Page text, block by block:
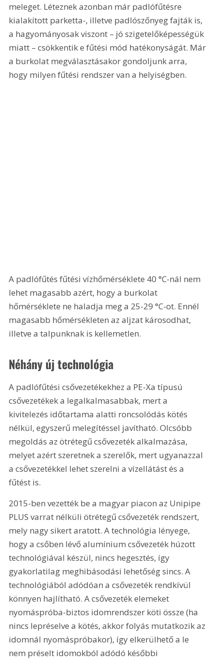
meleget. Léteznek azonban már padlófűtésre
kialakított parketta-, illetve padlószőnyeg fajták is,
a hagyományosak viszont – jó szigetelőképességük
miatt – csökkentik e fűtési mód hatékonyságát. Már
a burkolat megválasztásakor gondoljunk arra,
hogy milyen fűtési rendszer van a helyiségben.
A padlófűtés fűtési vízhőmérséklete 40 °C-nál nem
lehet magasabb azért, hogy a burkolat
hőmérséklete ne haladja meg a 25-29 °C-ot. Ennél
magasabb hőmérsékleten az aljzat károsodhat,
illetve a talpunknak is kellemetlen.
Néhány új technológia
A padlófűtési csővezetékekhez a PE-Xa típusú
csővezetékek a legalkalmasabbak, mert a
kivitelezés időtartama alatti roncsolódás kötés
nélkül, egyszerű melegítéssel javítható. Olcsóbb
megoldás az ötrétegű csővezeték alkalmazása,
melyet azért szeretnek a szerelők, mert ugyanazzal
a csővezetékkel lehet szerelni a vízellátást és a
fűtést is.
2015-ben vezették be a magyar piacon az Unipipe
PLUS varrat nélküli ötrétegű csővezeték rendszert,
mely nagy sikert aratott. A technológia lényege,
hogy a csőben lévő alumínium csővezeték húzott
technológiával készül, nincs hegesztés, így
gyakorlatilag meghibásodási lehetőség sincs. A
technológiából adódóan a csővezeték rendkívül
könnyen hajlítható. A csővezeték elemeket
nyomáspróba-biztos idomrendszer köti össze (ha
nincs lepréselve a kötés, akkor folyás mutatkozik az
idomnál nyomáspróbakor), így elkerülhető a le
nem préselt idomokból adódó későbbi